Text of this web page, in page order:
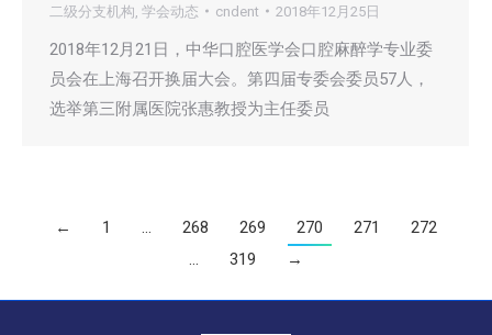
二级分支机构 学会动态 cndent 2018年12月25日
2018年12月21日，中华口腔医学会口腔麻醉学专业委
员会在上海召开换届大会。第四届专委会委员57人，
选举第三附属医院张惠教授为主任委员
← 1 … 268 269 270 271
272
…
319 →